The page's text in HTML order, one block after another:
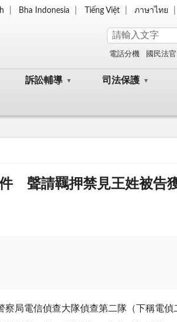
Bha Indonesia Tiếng Việt ภาษาไทย
電話分機 國民法官
訴訟輔導 司法保護
聲請羈押禁見王姓被告
局電信偵查大隊偵查第二隊（下稱電偵